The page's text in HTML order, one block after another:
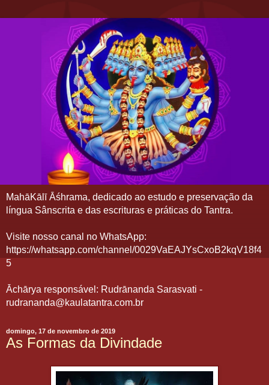
MahāKālī Āśhrama, dedicado ao estudo e preservação da
língua Sânscrita e das escrituras e práticas do Tantra.
Visite nosso canal no WhatsApp:
https://whatsapp.com/channel/0029VaEAJYsCxoB2kqV18f4
5
Āchārya responsável: Rudrānanda Sarasvati -
rudrananda@kaulatantra.com.br
domingo, 17 de novembro de 2019
As Formas da Divindade